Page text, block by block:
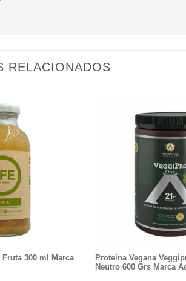
RELACIONADOS
300 ml Marca
Proteína Vegana
Neutro 600 Grs Marca